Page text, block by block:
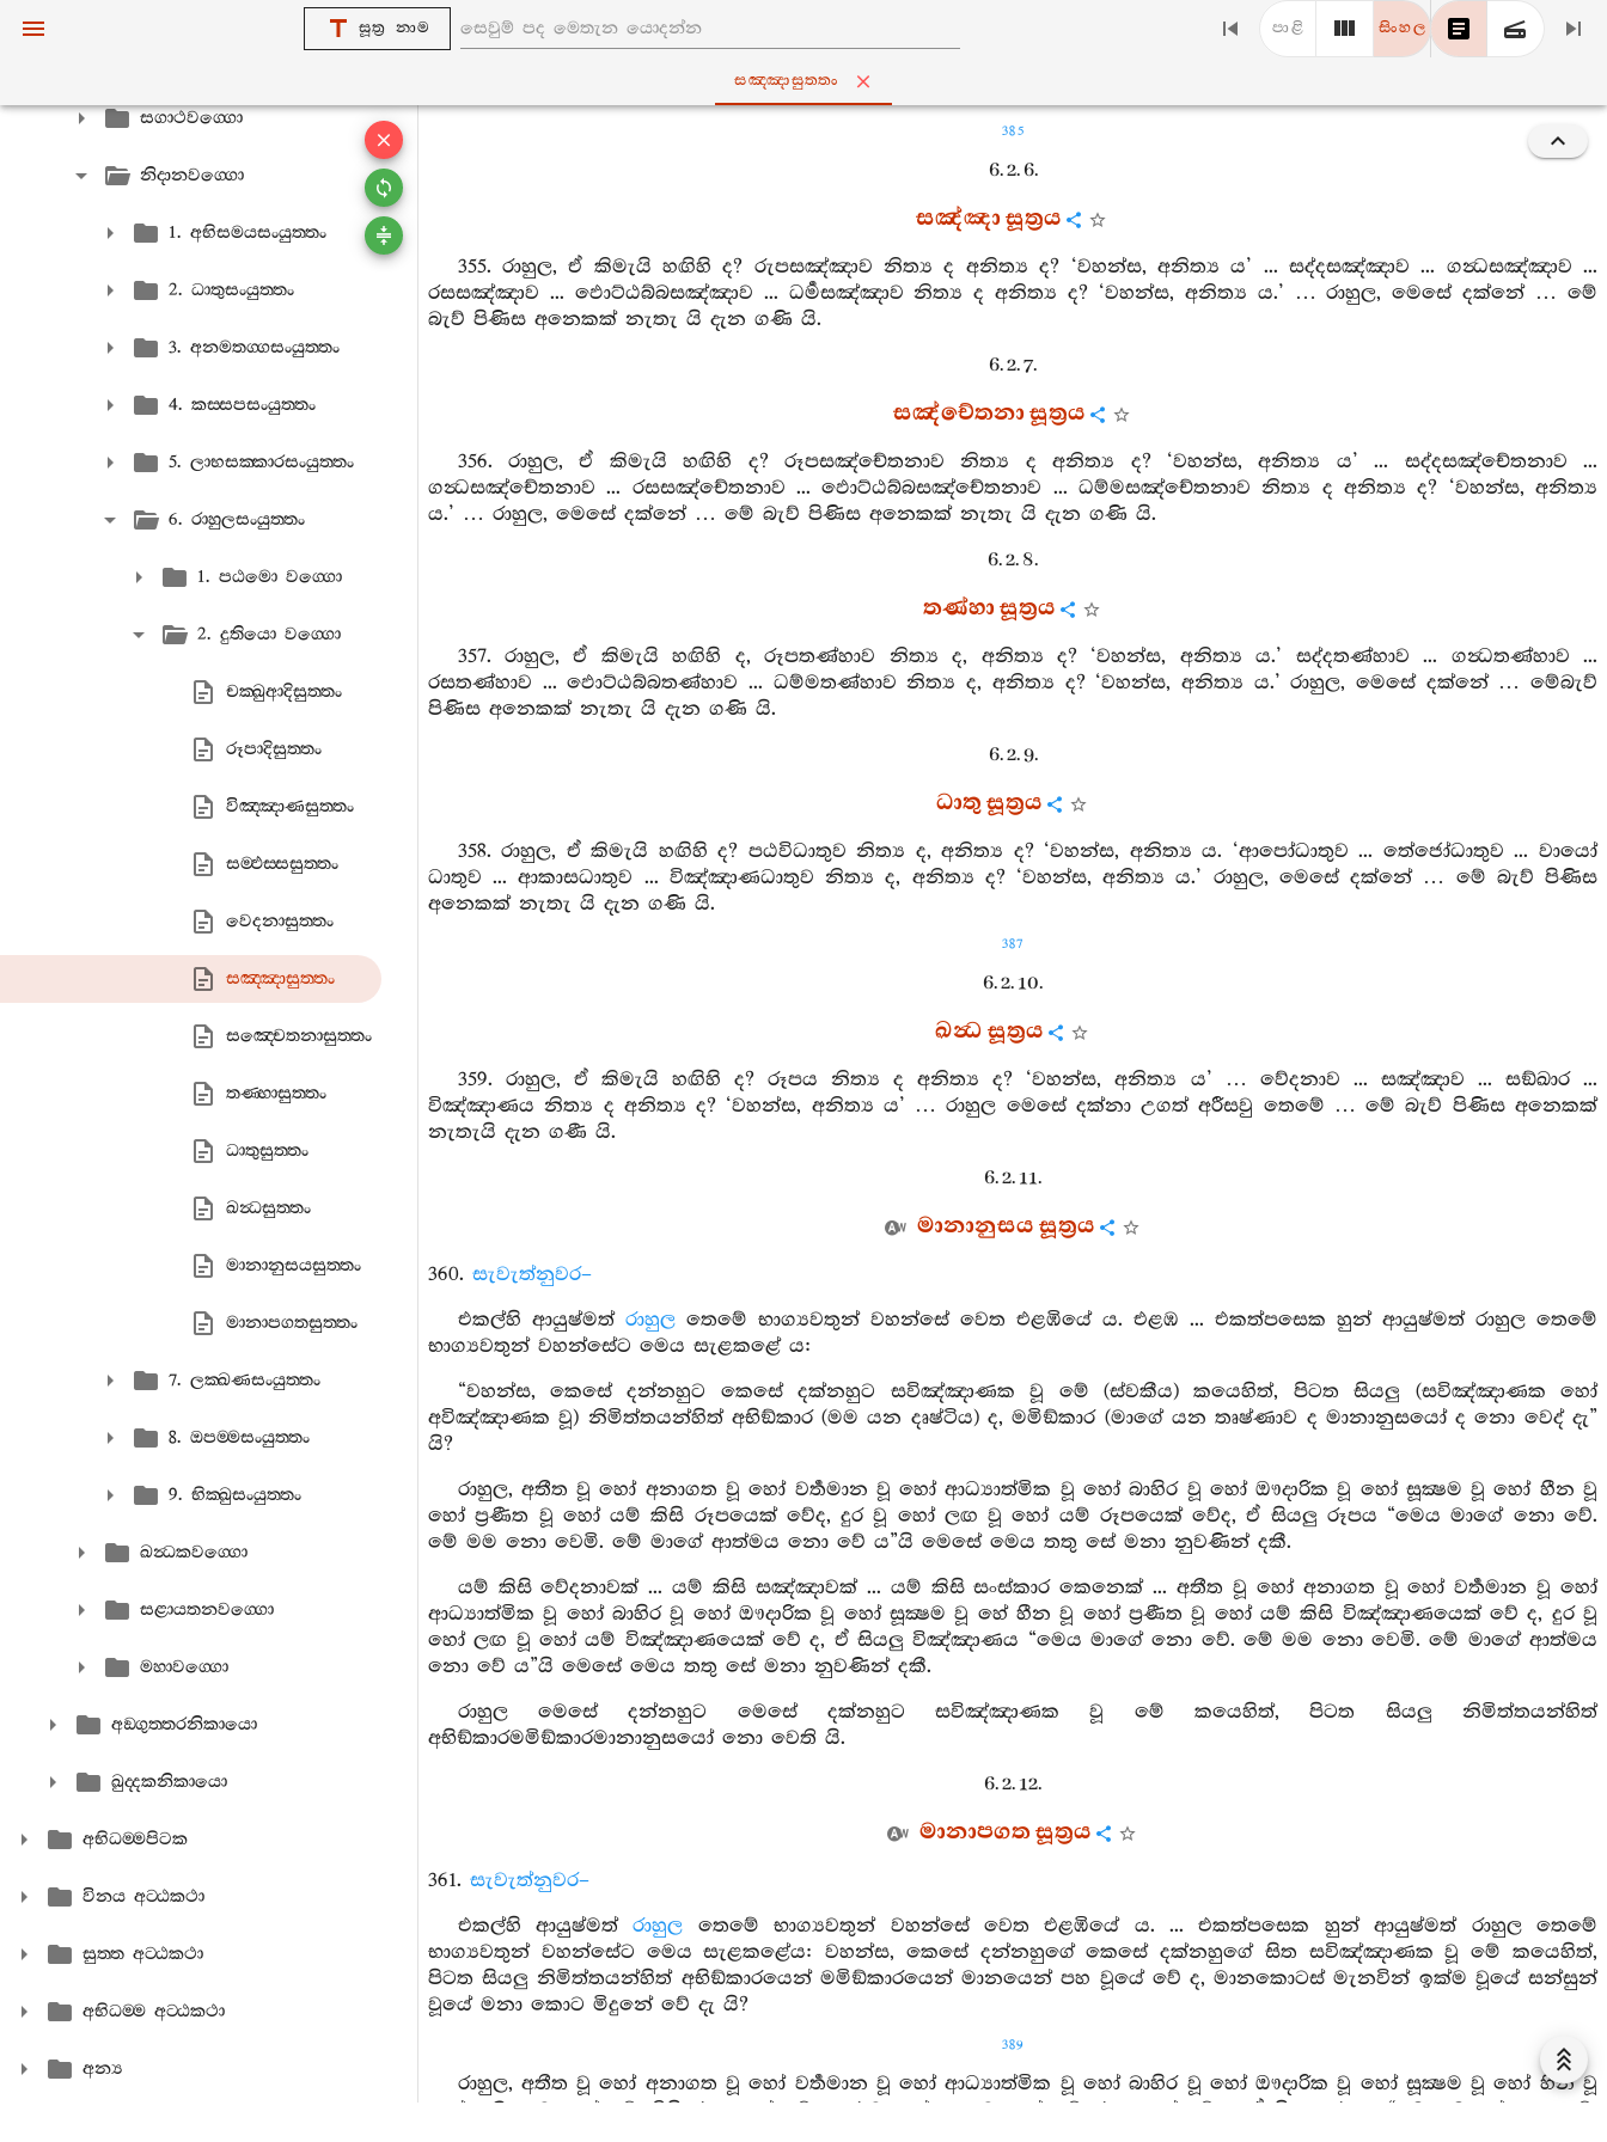
සූත්‍ර නාම පාළි සිංහල
සඤ‍්ඤාසුත‍්තං
සගාථවග‍්ගො
නිදානවග‍්ගො
1. අභිසමයසංයුත‍්තං
2. ධාතුසංයුත‍්තං
3. අනමතග‍්ගසංයුත‍්තං
4. කස‍්සපසංයුත‍්තං
5. ලාභසක‍්කාරසංයුත‍්තං
6. රාහුලසංයුත‍්තං
1. පඨමො වග‍්ගො
2. දුතියො වග‍්ගො
චක‍්ඛුආදිසුත‍්තං
රූපාදිසුත‍්තං
විඤ‍්ඤාණසුත‍්තං
සම‍්ඵස‍්සසුත‍්තං
වෙදනාසුත‍්තං
සඤ‍්ඤාසුත‍්තං
සඤ‍්චෙතනාසුත‍්තං
තණ‍්හාසුත‍්තං
ධාතුසුත‍්තං
ඛන්‍ධසුත‍්තං
මානානුසයසුත‍්තං
මානාපගතසුත‍්තං
7. ලක‍්ඛණසංයුත‍්තං
8. ඔපම‍්මසංයුත‍්තං
9. භික‍්ඛුසංයුත‍්තං
ඛන්‍ධකවග‍්ගො
සළායතනවග‍්ගො
මහාවග‍්ගො
අඞ‍්ගුත‍්තරනිකායො
ඛුද‍්දකනිකායො
අභිධම‍්මපිටක
විනය අට‍්ඨකථා
සුත‍්ත අට‍්ඨකථා
අභිධම‍්ම අට‍්ඨකථා
අන්‍ය
385
6. 2. 6.
සඤ්ඤා සූත්‍රය
355. රාහුල, ඒ කිමැයි හඟිහි ද? රුපසඤ්ඤාව නිත්‍ය ද අනිත්‍ය ද? ‘වහන්ස, අනිත්‍ය ය’ ... සද්දසඤ්ඤාව ... ගන්‍ධසඤ්ඤාව ...
රසසඤ්ඤාව ... ඵොට්ඨබ්බසඤ්ඤාව ... ධර්‍මසඤ්ඤාව නිත්‍ය ද අනිත්‍ය ද? ‘වහන්ස, අනිත්‍ය ය.’ … රාහුල, මෙසේ දක්නේ … මේ
බැව් පිණිස අනෙකක් නැතැ යි දැන ගණි යි.
6. 2. 7.
සඤ්චේතනා සූත්‍රය
356. රාහුල, ඒ කිමැයි හඟිහි ද? රූපසඤ්චේතනාව නිත්‍ය ද අනිත්‍ය ද? ‘වහන්ස, අනිත්‍ය ය’ ... සද්දසඤ්චේතනාව ...
ගන්‍ධසඤ්චේතනාව ... රසසඤ්චේතනාව ... ඵොට්ඨබ්බසඤ්චේතනාව ... ධම්මසඤ්චේතනාව නිත්‍ය ද අනිත්‍ය ද? ‘වහන්ස, අනිත්‍ය
ය.’ … රාහුල, මෙසේ දක්නේ … මේ බැව් පිණිස අනෙකක් නැතැ යි දැන ගණි යි.
6. 2. 8.
තණ්හා සූත්‍රය
357. රාහුල, ඒ කිමැයි හඟිහි ද, රූපතණ්හාව නිත්‍ය ද, අනිත්‍ය ද? ‘වහන්ස, අනිත්‍ය ය.’ සද්දතණ්හාව ... ගන්‍ධතණ්හාව ...
රසතණ්හාව ... ඵොට්ඨබ්බතණ්හාව ... ධම්මතණ්හාව නිත්‍ය ද, අනිත්‍ය ද? ‘වහන්ස, අනිත්‍ය ය.’ රාහුල, මෙසේ දක්නේ … මේබැව්
පිණිස අනෙකක් නැතැ යි දැන ගණි යි.
6. 2. 9.
ධාතු සූත්‍රය
358. රාහුල, ඒ කිමැයි හඟිහි ද? පඨවිධාතුව නිත්‍ය ද, අනිත්‍ය ද? ‘වහන්ස, අනිත්‍ය ය. ‘ආපෝධාතුව ... තේජෝධාතුව ... වායෝ
ධාතුව ... ආකාසධාතුව ... විඤ්ඤාණධාතුව නිත්‍ය ද, අනිත්‍ය ද? ‘වහන්ස, අනිත්‍ය ය.’ රාහුල, මෙසේ දක්නේ … මේ බැව් පිණිස
අනෙකක් නැතැ යි දැන ගණි යි.
387
6. 2. 10.
ඛන්‍ධ සූත්‍රය
359. රාහුල, ඒ කිමැයි හඟිහි ද? රූපය නිත්‍ය ද අනිත්‍ය ද? ‘වහන්ස, අනිත්‍ය ය’ … වේදනාව ... සඤ්ඤාව ... සඞ්ඛාර ...
විඤ්ඤාණය නිත්‍ය ද අනිත්‍ය ද? ‘වහන්ස, අනිත්‍ය ය’ … රාහුල මෙසේ දක්නා උගත් අරීසවු තෙමේ … මේ බැව් පිණිස අනෙකක්
නැතැයි දැන ගණී යි.
6. 2. 11.
මානානුසය සූත්‍රය
360. සැවැත්නුවර–
එකල්හි ආයුෂ්මත් රාහුලතෙමේ භාග්‍යවතුන් වහන්සේ වෙත එළඹියේ ය. එළඹ ... එකත්පසෙක හුන් ආයුෂ්මත් රාහුල තෙමේ
භාග්‍යවතුන් වහන්සේට මෙය සැළකළේ ය:
“වහන්ස, කෙසේ දන්නහුට කෙසේ දක්නහුට සවිඤ්ඤාණක වූ මේ (ස්වකීය) කයෙහිත්, පිටත සියලු (සවිඤ්ඤාණක හෝ
අවිඤ්ඤාණක වූ) නිමිත්තයන්හිත් අභිඞ්කාර (මම යන දෘෂ්ටිය) ද, මමිඞ්කාර (මාගේ යන තෘෂ්ණාව ද මානානුසයෝ ද නො වෙද් දැ”
යි?
රාහුල, අතීත වූ හෝ අනාගත වූ හෝ වර්‍තමාන වූ හෝ ආධ්‍යාත්මික වූ හෝ බාහිර වූ හෝ ඖදාරික වූ හෝ සූක්‍ෂම වූ හෝ හීන වූ
හෝ ප්‍රණීත වූ හෝ යම් කිසි රූපයෙක් වේද, දුර වූ හෝ ලඟ වූ හෝ යම් රූපයෙක් වේද, ඒ සියලු රූපය “මෙය මාගේ නො වේ.
මේ මම නො වෙමි. මේ මාගේ ආත්මය නො වේ ය”යි මෙසේ මෙය තතු සේ මනා නුවණින් දකී.
යම් කිසි වේදනාවක් ... යම් කිසි සඤ්ඤාවක් ... යම් කිසි සංස්කාර කෙනෙක් ... අතීත වූ හෝ අනාගත වූ හෝ වර්‍තමාන වූ හෝ
ආධ්‍යාත්මික වූ හෝ බාහිර වූ හෝ ඖදාරික වූ හෝ සූක්‍ෂම වූ හේ හීන වූ හෝ ප්‍රණීත වූ හෝ යම් කිසි විඤ්ඤාණයෙක් වේ ද, දුර වූ
හෝ ලඟ වූ හෝ යම් විඤ්ඤාණයෙක් වේ ද, ඒ සියලු විඤ්ඤාණය “මෙය මාගේ නො වේ. මේ මම නො වෙමි. මේ මාගේ ආත්මය
නො වේ ය”යි මෙසේ මෙය තතු සේ මනා නුවණින් දකී.
රාහුල මෙසේ දන්නහුට මෙසේ දක්නහුට සවිඤ්ඤාණක වූ මේ කයෙහිත්, පිටත සියලු නිමිත්තයන්හිත්
අභිඞ්කාරමමිඞ්කාරමානානුසයෝ නො වෙති යි.
6. 2. 12.
මානාපගත සූත්‍රය
361. සැවැත්නුවර–
එකල්හි ආයුෂ්මත්රාහුල තෙමේ භාග්‍යවතුන් වහන්සේ වෙත එළඹියේ ය. ... එකත්පසෙක හුන් ආයුෂ්මත් රාහුල තෙමේ
භාග්‍යවතුන් වහන්සේට මෙය සැළකළේය: වහන්ස, කෙසේ දන්නහුගේ කෙසේ දක්නහුගේ සිත සවිඤ්ඤාණක වූ මේ කයෙහිත්,
පිටත සියලු නිමිත්තයන්හිත් අභිඞ්කාරයෙන් මමිඞ්කාරයෙන් මානයෙන් පහ වූයේ වේ ද, මානකොටස් මැනවින් ඉක්ම වූයේ සන්සුන්
වූයේ මනා කොට මිදුනේ වේ දැ යි?
389
රාහුල, අතීත වූ හෝ අනාගත වූ හෝ වර්‍තමාන වූ හෝ ආධ්‍යාත්මික වූ හෝ බාහිර වූ හෝ ඖදාරික වූ හෝ සූක්‍ෂම වූ හෝ හීන වූ
හෝ ප්‍රණීත වූ හෝ යම් කිසි රූපයෙක් වේද, දුර වූ හෝ ලඟ වූ හෝ යම් රූපයකුත් වේ ද, ඒ සියලු රූපය “මෙය මාගේ නො වේ.